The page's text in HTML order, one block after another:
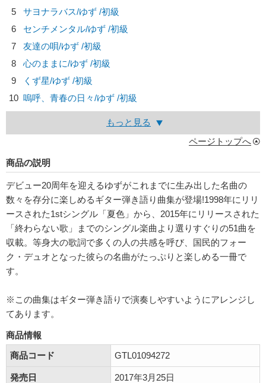
5
サヨナラバス/ゆず /初級
6
センチメンタル/ゆず /初級
7
友達の唄/ゆず /初級
8
心のままに/ゆず /初級
9
くず星/ゆず /初級
10 嗚呼、青春の日々/ゆず /初級
もっと見る
ページトップへ
商品の説明
デビュー20周年を迎えるゆずがこれまでに生み出した名曲の
数々を存分に楽しめるギター弾き語り曲集が登場!1998年にリリ
ースされた1stシングル「夏色」から、2015年にリリースされた
「終わらない歌」までのシングル楽曲より選りすぐりの51曲を
収載。等身大の歌詞で多くの人の共感を呼び、国民的フォー
ク・デュオとなった彼らの名曲がたっぷりと楽しめる一冊で
す。
※この曲集はギター弾き語りで演奏しやすいようにアレンジし
てあります。
商品情報
商品コード
GTL01094272
発売日 2017年3月25日